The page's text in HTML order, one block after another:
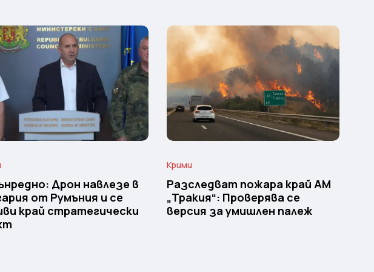
Дрон навлезе в
от Румъния и се
край стратегически
Крими
Разследват пожара край АМ
„Тракия“: Проверява се
версия за умишлен палеж